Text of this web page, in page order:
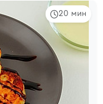
20 мин